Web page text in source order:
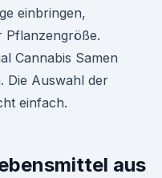
einbringen,
Pflanzengröße.
Cannabis Samen
Die Auswahl der
einfach.
aus